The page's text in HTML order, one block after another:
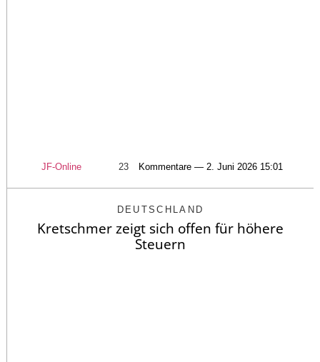
JF-Online 23 Kommentare — 2. Juni 2026 15:01
DEUTSCHLAND
Kretschmer zeigt sich offen für höhere
Steuern